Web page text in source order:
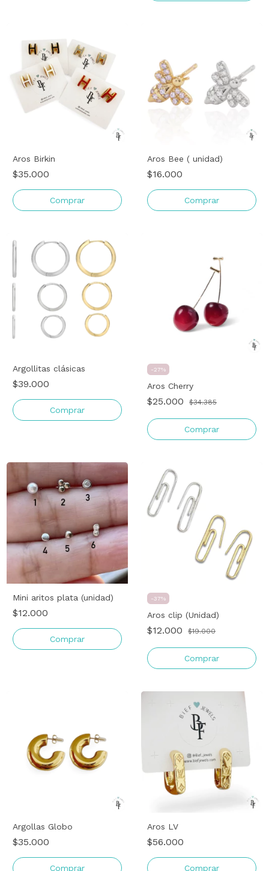
Aros Birkin
$35.000
Comprar
Aros Bee ( unidad)
$16.000
Comprar
Argollitas clásicas
$39.000
Comprar
-27%
Aros Cherry
$25.000 $34.385
Mini aritos plata (unidad)
$12.000
Comprar
-37%
Aros clip (Unidad)
$12.000 $19.000
Comprar
Argollas Globo
$35.000
Comprar
Aros LV
$56.000
Comprar